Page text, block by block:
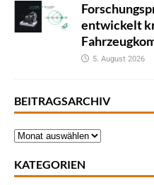
entwickelt
5. August 2026
BEITRAGSARCHIV
KATEGORIEN